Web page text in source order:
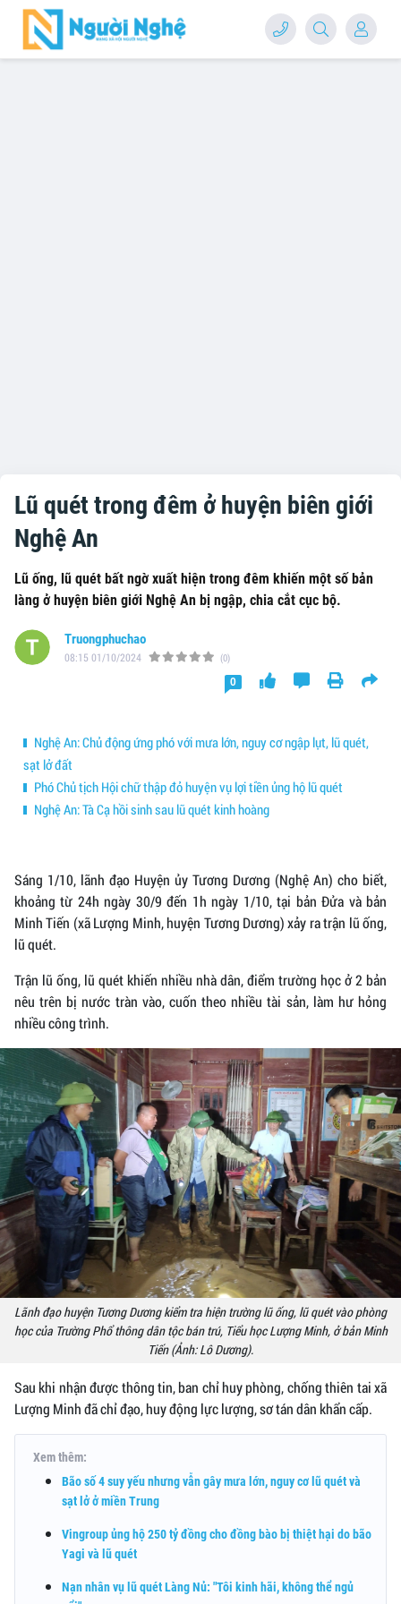
Lũ quét trong đêm ở huyện biên giới
Nghệ An
Lũ ống, lũ quét bất ngờ xuất hiện trong đêm khiến một số bản
làng ở huyện biên giới Nghệ An bị ngập, chia cắt cục bộ.
Truongphuchao
08:15 01/10/2024 (0)
0
Nghệ An: Chủ động ứng phó với mưa lớn, nguy cơ ngập lụt, lũ quét,
sạt lở đất
Phó Chủ tịch Hội chữ thập đỏ huyện vụ lợi tiền ủng hộ lũ quét
Nghệ An: Tà Cạ hồi sinh sau lũ quét kinh hoàng
Sáng 1/10, lãnh đạo Huyện ủy Tương Dương (Nghệ An) cho biết,
khoảng từ 24h ngày 30/9 đến 1h ngày 1/10, tại bản Đửa và bản
Minh Tiến (xã Lượng Minh, huyện Tương Dương) xảy ra trận lũ ống,
lũ quét.
Trận lũ ống, lũ quét khiến nhiều nhà dân, điểm trường học ở 2 bản
nêu trên bị nước tràn vào, cuốn theo nhiều tài sản, làm hư hỏng
nhiều công trình.
Lãnh đạo huyện Tương Dương kiểm tra hiện trường lũ ống, lũ quét vào phòng
học của Trường Phổ thông dân tộc bán trú, Tiểu học Lượng Minh, ở bản Minh
Tiến (Ảnh: Lô Dương).
Sau khi nhận được thông tin, ban chỉ huy phòng, chống thiên tai xã
Lượng Minh đã chỉ đạo, huy động lực lượng, sơ tán dân khẩn cấp.
Xem thêm:
Bão số 4 suy yếu nhưng vẫn gây mưa lớn, nguy cơ lũ quét và
sạt lở ở miền Trung
Vingroup ủng hộ 250 tỷ đồng cho đồng bào bị thiệt hại do bão
Yagi và lũ quét
Nạn nhân vụ lũ quét Làng Nủ: "Tôi kinh hãi, không thể ngủ